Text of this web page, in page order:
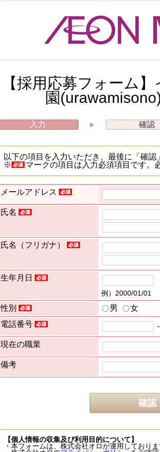
【採用応募フォーム
園
入力 確認
以下の項目を入力いただき、最後に「確認
※
マークの項目は入力必須項目です。
メールアドレス
氏名
氏名（フリガナ）
生年月日
例）2000/01/01
性別 男
女
電話番号
-
現在の職業
備考
【個人情報の収集及び利用目的について】
・本フォームは、株式会社オロが運用しておりま